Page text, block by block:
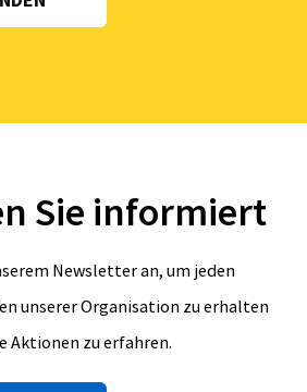
Sie informiert
Newsletter an, um jeden
unserer Organisation zu erhalten
Aktionen zu erfahren.